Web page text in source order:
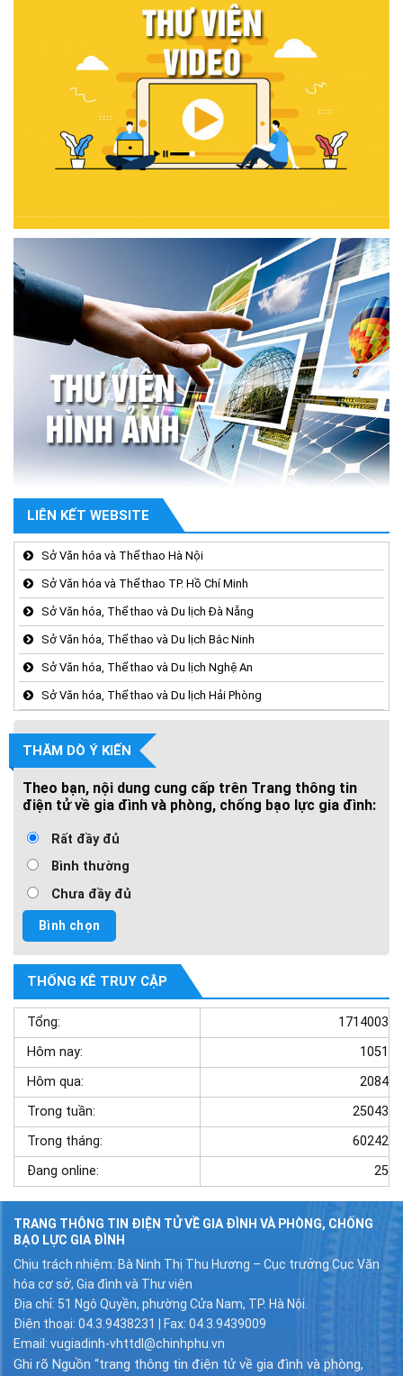
LIÊN KẾT WEBSITE
Sở Văn hóa và Thể thao Hà Nội
Sở Văn hóa và Thể thao TP. Hồ Chí Minh
Sở Văn hóa, Thể thao và Du lịch Đà Nẵng
Sở Văn hóa, Thể thao và Du lịch Bắc Ninh
Sở Văn hóa, Thể thao và Du lịch Nghệ An
Sở Văn hóa, Thể thao và Du lịch Hải Phòng
THĂM DÒ Ý KIẾN
Theo bạn, nội dung cung cấp trên Trang thông tin
điện tử về gia đình và phòng, chống bạo lực gia đình:
Rất đầy đủ
Bình thường
Chưa đầy đủ
THỐNG KÊ TRUY CẬP
Tổng:
1714003
Hôm nay:
1051
Hôm qua:
2084
Trong tuần:
25043
Trong tháng:
60242
Đang online:
25
TRANG THÔNG TIN ĐIỆN TỬ VỀ GIA ĐÌNH VÀ PHÒNG, CHỐNG
BẠO LỰC GIA ĐÌNH
Chịu trách nhiệm: Bà Ninh Thị Thu Hương – Cục trưởng Cục Văn
hóa cơ sở, Gia đình và Thư viện
Địa chỉ: 51 Ngô Quyền, phường Cửa Nam, TP. Hà Nội.
Điện thoại: 04.3.9438231 | Fax: 04.3.9439009
Email: vugiadinh-vhttdl@chinhphu.vn
Ghi rõ Nguồn “trang thông tin điện tử về gia đình và phòng,